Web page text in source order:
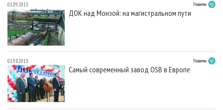
01.09.2013 Развитие
ДОК над Монзой: на магистральном пути
01.08.2013 Развитие
Самый современный завод OSB в Европе